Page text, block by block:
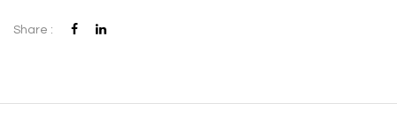
Share :